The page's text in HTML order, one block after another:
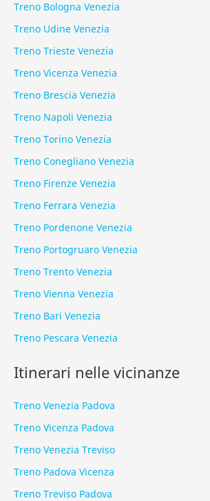
Treno Bologna Venezia
Treno Udine Venezia
Treno Trieste Venezia
Treno Vicenza Venezia
Treno Brescia Venezia
Treno Napoli Venezia
Treno Torino Venezia
Treno Conegliano Venezia
Treno Firenze Venezia
Treno Ferrara Venezia
Treno Pordenone Venezia
Treno Portogruaro Venezia
Treno Trento Venezia
Treno Vienna Venezia
Treno Bari Venezia
Treno Pescara Venezia
Itinerari nelle vicinanze
Treno Venezia Padova
Treno Vicenza Padova
Treno Venezia Treviso
Treno Padova Vicenza
Treno Treviso Padova